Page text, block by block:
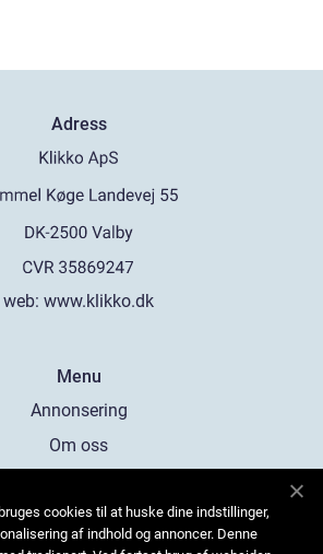
Adress
web: www.klikko.dk
Menu
Annonsering
Om oss
Kontakta oss
cookies til at huske dine indstillinger,
af indhold og annoncer. Denne